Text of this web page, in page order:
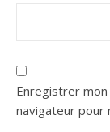
Enregistrer
navigateur pour